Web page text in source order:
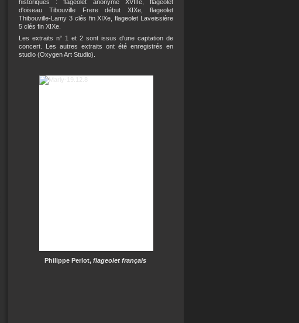
historiques : flageolet anonyme XVIIIe, flageolet
d'oiseau Tibouville Frere début XIXe, flageolet
Thibouville-Lamy 3 clés fin XIXe, flageolet Laveissière
5 clés fin XIXe.
Les extraits n° 1 et 2 sont issus d'une captation de
concert. Les autres extraits ont été enregistrés en
studio (Oxygen Art Studio).
Philippe Perlot, flageolet français